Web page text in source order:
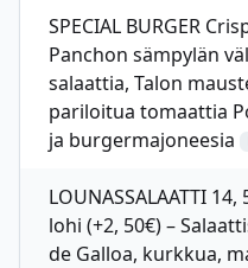
SPECIAL BURGER
Panchon sämpylän
salaattia, Talon
pariloitua tomaattia
ja burgermajoneesia
LOUNASSALAATTI
lohi (+2, 50€) –
de Galloa, kurkkua,